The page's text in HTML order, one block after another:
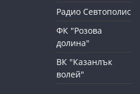
Радио Севтополис
ФК "Розова
долина"
ВК "Казанлък
волей"